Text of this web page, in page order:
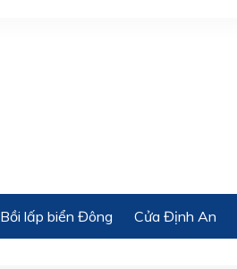
Bồi lấp biển Đông Cửa Định An